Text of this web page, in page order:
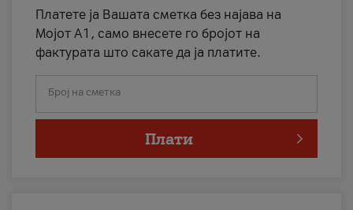
Платете ја Вашата сметка без најава на
Мојот А1, само внесете го бројот на
фактурата што сакате да ја платите.
Број на сметка
Плати